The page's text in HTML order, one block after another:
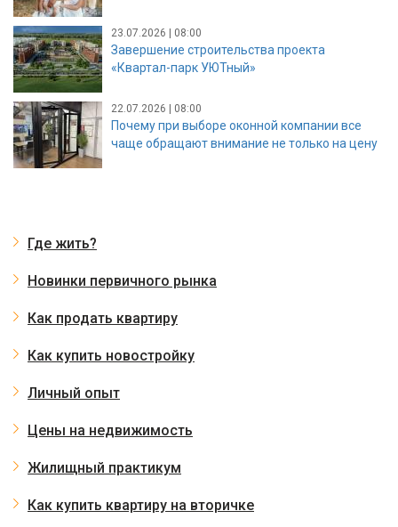
23.07.2026 | 08:00
Завершение строительства проекта
«Квартал-парк УЮТный»
22.07.2026 | 08:00
Почему при выборе оконной компании все
чаще обращают внимание не только на цену
Где жить?
Новинки первичного рынка
Как продать квартиру
Как купить новостройку
Личный опыт
Цены на недвижимость
Жилищный практикум
Как купить квартиру на вторичке